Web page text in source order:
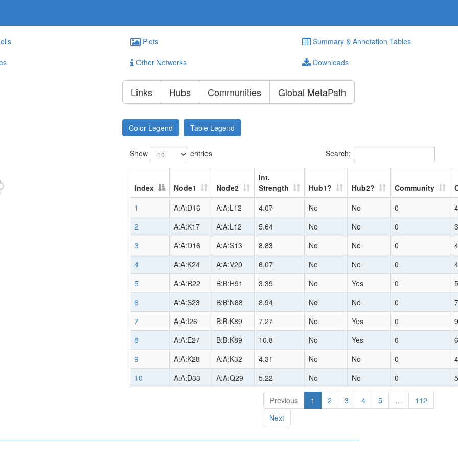
Plots Summary & Annotation Tables
Other Networks Downloads
Links Hubs Communities Global MetaPath
Color Legend Table Legend
Show entries Search:
Index Node1 Node2
Int.
Strength
Hub1? Hub2? Community
1
A:A:D16 A:A:L12 4.07 No No 0
4
2
A:A:K17 A:A:L12 5.64 No No 0
3
3
A:A:D16 A:A:S13 8.83 No No 0
4
4
A:A:K24 A:A:V20 6.07 No No 0
4
5
A:A:R22 B:B:H91 3.39 No Yes 0
5
6
A:A:S23 B:B:N88 8.94 No No 0
7
7
A:A:I26 B:B:K89 7.27 No Yes 0
9
8
A:A:E27 B:B:K89 10.8 No Yes 0
6
9
A:A:K28 A:A:K32 4.31 No No 0
4
10
A:A:D33 A:A:Q29 5.22 No No 0 5
Previous 1 2 3 4 5 …
112
Next